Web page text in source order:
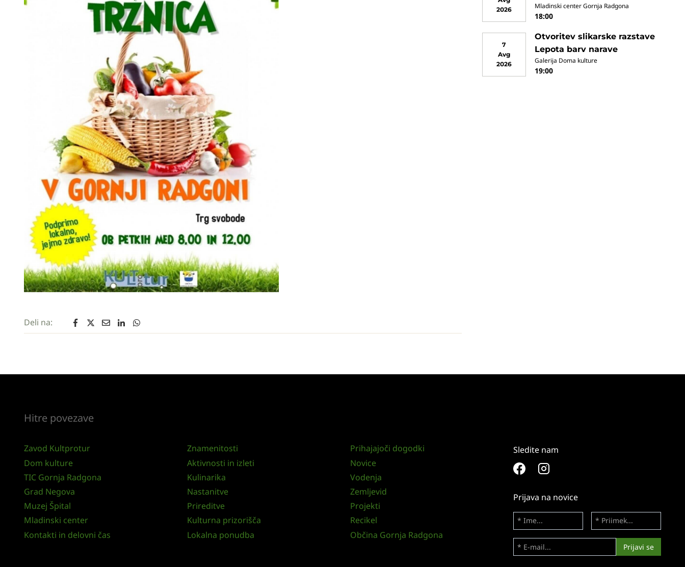
Deli na:
2026
Mladinski center Gornja Radgona
18:00
7
Avg
2026
Otvoritev slikarske razstave
Lepota barv narave
Galerija Doma kulture
19:00
Hitre povezave
Zavod Kultprotur
Dom kulture
TIC Gornja Radgona
Grad Negova
Muzej Špital
Mladinski center
Kontakti in delovni čas
Znamenitosti
Aktivnosti in izleti
Kulinarika
Nastanitve
Prireditve
Kulturna prizorišča
Lokalna ponudba
Prihajajoči dogodki
Novice
Vodenja
Zemljevid
Projekti
Recikel
Občina Gornja Radgona
Sledite nam
Prijava na novice